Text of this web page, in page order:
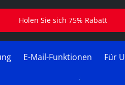
E-Mail-Funktionen Für
Holen Sie sich 75% Rabatt